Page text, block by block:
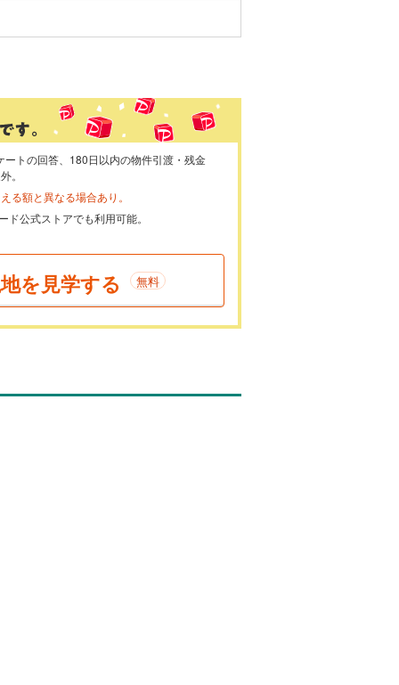
トの回答、180日以内の物件引渡・残金
。
る額と異なる場合あり。
公式ストアでも利用可能。
を見学する 無料